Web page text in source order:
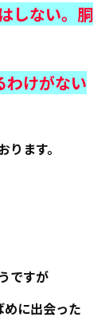
しない。胴
わけがない
ます。
ですが
めに出会った